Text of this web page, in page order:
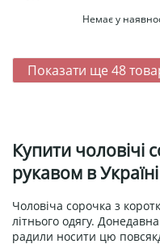
Немає у
Показати ще 48
Купити чоловічі
рукавом в Україні
Чоловіча сорочка з
літнього одягу.
радили носити цю